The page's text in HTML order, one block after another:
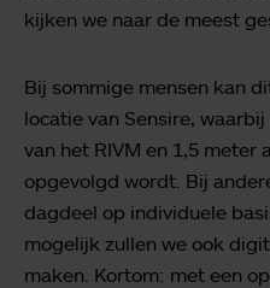
kijken we naar de meest
Bij sommige mensen kan
locatie van Sensire,
van het RIVM en 1,5 meter
opgevolgd wordt. Bij
dagdeel op individuele
mogelijk zullen we ook
maken. Kortom: met een